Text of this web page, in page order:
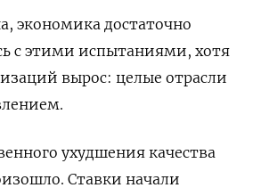
экономика достаточно
с этими испытаниями, хотя
вырос: целые отрасли
ухудшения качества
Ставки начали